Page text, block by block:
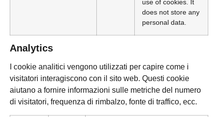
use of cookies. It
does not store any
personal data.
Analytics
I cookie analitici vengono utilizzati per capire come i
visitatori interagiscono con il sito web. Questi cookie
aiutano a fornire informazioni sulle metriche del numero
di visitatori, frequenza di rimbalzo, fonte di traffico, ecc.